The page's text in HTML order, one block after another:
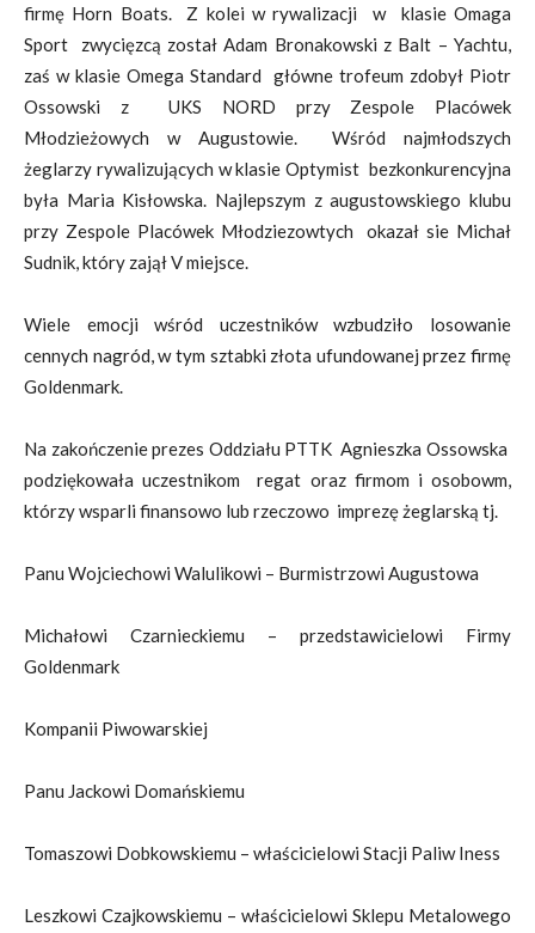
firmę Horn Boats. Z kolei w rywalizacji w klasie Omaga
Sport zwycięzcą został Adam Bronakowski z Balt – Yachtu,
zaś w klasie Omega Standard główne trofeum zdobył Piotr
Ossowski z UKS NORD przy Zespole Placówek
Młodzieżowych w Augustowie. Wśród najmłodszych
żeglarzy rywalizujących w klasie Optymist bezkonkurencyjna
była Maria Kisłowska. Najlepszym z augustowskiego klubu
przy Zespole Placówek Młodziezowtych okazał sie Michał
Sudnik, który zajął V miejsce.
Wiele emocji wśród uczestników wzbudziło losowanie
cennych nagród, w tym sztabki złota ufundowanej przez firmę
Goldenmark.
Na zakończenie prezes Oddziału PTTK Agnieszka Ossowska
podziękowała uczestnikom regat oraz firmom i osobowm,
którzy wsparli finansowo lub rzeczowo imprezę żeglarską tj.
Panu Wojciechowi Walulikowi – Burmistrzowi Augustowa
Michałowi Czarnieckiemu – przedstawicielowi Firmy
Goldenmark
Kompanii Piwowarskiej
Panu Jackowi Domańskiemu
Tomaszowi Dobkowskiemu – właścicielowi Stacji Paliw Iness
Leszkowi Czajkowskiemu – właścicielowi Sklepu Metalowego